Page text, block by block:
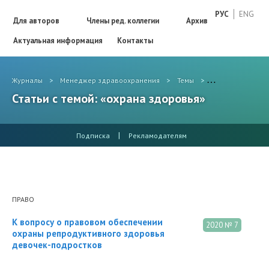
РУС ENG
Для авторов Члены ред. коллегии
Архив
Актуальная информация
Контакты
Журналы > Менеджер здравоохранения > Темы > охрана
Статьи с темой: «охрана здоровья»
Подписка | Рекламодателям
ПРАВО
2020 № 7
К вопросу о правовом обеспечении
охраны репродуктивного здоровья
девочек-подростков